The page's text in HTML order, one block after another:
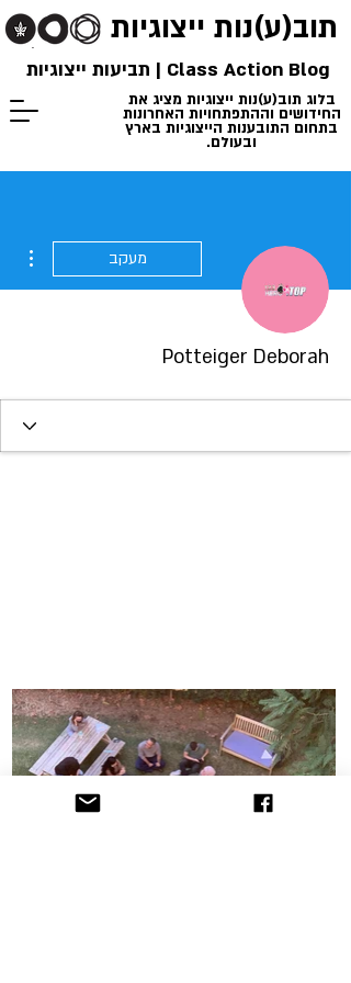
תוב(ע)נות ייצוגיות
בלוג תוב(ע)נות ייצוגיות מציג את
החידושים וההתפתחויות האחרונות
בתחום התובענות הייצוגיות בארץ
ובעולם.
Class Action Blog | תביעות ייצוגיות
מעקב
Potteiger Deborah